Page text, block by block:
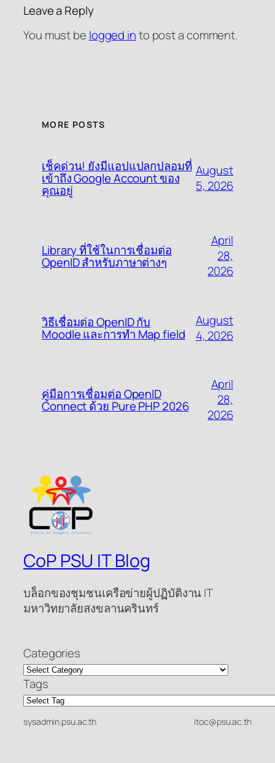
Leave a Reply
You must be logged into post a comment.
MORE POSTS
เช็คด่วน! ยังมีแอปแปลกปลอมที่
เข้าถึง Google Account ของ
คุณอยู่
August
5, 2026
Library ที่ใช้ในการเชื่อมต่อ
OpenID สำหรับภาษาต่างๆ
April
28,
2026
วิธีเชื่อมต่อ OpenID กับ
Moodle และการทำ Map field
August
4, 2026
คู่มือการเชื่อมต่อ OpenID
Connect ด้วย Pure PHP 2026
April
28,
2026
CoP PSU IT Blog
บล็อกของชุมชนเครือข่ายผู้ปฏิบัติงาน IT
มหาวิทยาลัยสงขลานครินทร์
Categories
Tags
sysadmin.psu.ac.th itoc@psu.ac.th